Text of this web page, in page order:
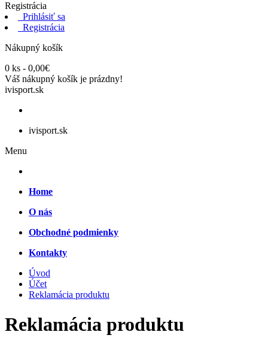
Registrácia
Prihlásiť sa
Registrácia
Nákupný košík
0 ks - 0,00€
Váš nákupný košík je prázdny!
ivisport.sk
ivisport.sk
Menu
Home
O nás
Obchodné podmienky
Kontakty
Úvod
Účet
Reklamácia produktu
Reklamácia produktu